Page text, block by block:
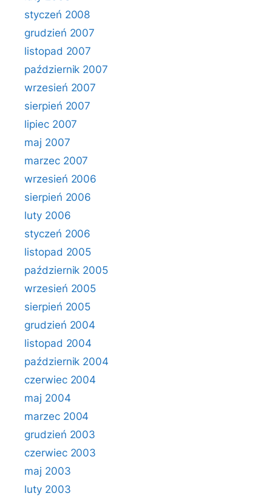
styczeń 2008
grudzień 2007
listopad 2007
październik 2007
wrzesień 2007
sierpień 2007
lipiec 2007
maj 2007
marzec 2007
wrzesień 2006
sierpień 2006
luty 2006
styczeń 2006
listopad 2005
październik 2005
wrzesień 2005
sierpień 2005
grudzień 2004
listopad 2004
październik 2004
czerwiec 2004
maj 2004
marzec 2004
grudzień 2003
czerwiec 2003
maj 2003
luty 2003